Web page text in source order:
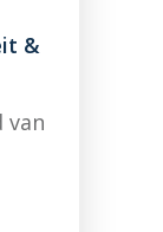
&
van